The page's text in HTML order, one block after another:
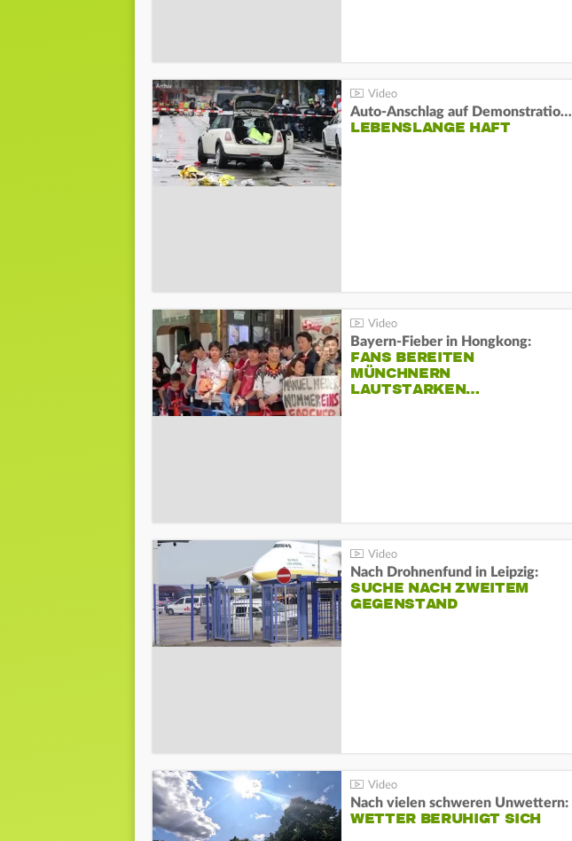
Auto-Anschlag auf Demonstration in München:
LEBENSLANGE HAFT
Bayern-Fieber in Hongkong:
FANS BEREITEN
MÜNCHNERN
LAUTSTARKEN…
Nach Drohnenfund in Leipzig:
SUCHE NACH ZWEITEM
GEGENSTAND
Nach vielen schweren Unwettern:
WETTER BERUHIGT SICH